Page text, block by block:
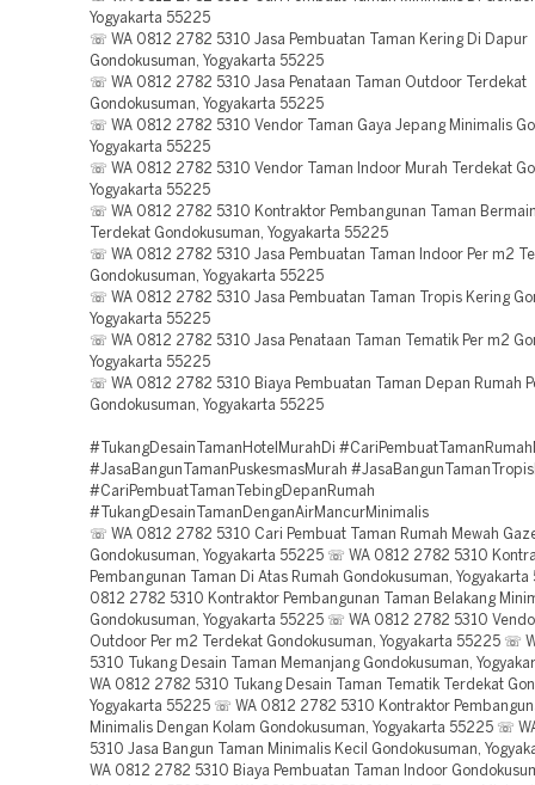
Yogyakarta 55225
☏ WA 0812 2782 5310 Jasa Pembuatan Taman Kering Di Dapur
Gondokusuman, Yogyakarta 55225
☏ WA 0812 2782 5310 Jasa Penataan Taman Outdoor Terdekat
Gondokusuman, Yogyakarta 55225
☏ WA 0812 2782 5310 Vendor Taman Gaya Jepang Minimalis
Yogyakarta 55225
☏ WA 0812 2782 5310 Vendor Taman Indoor Murah Terdekat
Yogyakarta 55225
☏ WA 0812 2782 5310 Kontraktor Pembangunan Taman
Terdekat Gondokusuman, Yogyakarta 55225
☏ WA 0812 2782 5310 Jasa Pembuatan Taman Indoor Per m2
Gondokusuman, Yogyakarta 55225
☏ WA 0812 2782 5310 Jasa Pembuatan Taman Tropis Kering
Yogyakarta 55225
☏ WA 0812 2782 5310 Jasa Penataan Taman Tematik Per m2
Yogyakarta 55225
☏ WA 0812 2782 5310 Biaya Pembuatan Taman Depan Rumah
Gondokusuman, Yogyakarta 55225
#TukangDesainTamanHotelMurahDi
#JasaBangunTamanPuskesmasMurah
#CariPembuatTamanTebingDepanRumah
#TukangDesainTamanDenganAirMancurMinimalis
☏ WA 0812 2782 5310 Cari Pembuat Taman Rumah Mewah
Gondokusuman, Yogyakarta 55225 ☏ WA 0812 2782 5310
Pembangunan Taman Di Atas Rumah Gondokusuman,
0812 2782 5310 Kontraktor Pembangunan Taman Belakang
Gondokusuman, Yogyakarta 55225 ☏ WA 0812 2782 5310
Outdoor Per m2 Terdekat Gondokusuman, Yogyakarta 55225 ☏
5310 Tukang Desain Taman Memanjang Gondokusuman,
WA 0812 2782 5310 Tukang Desain Taman Tematik Terdekat
Yogyakarta 55225 ☏ WA 0812 2782 5310 Kontraktor
Minimalis Dengan Kolam Gondokusuman, Yogyakarta 55225 ☏
5310 Jasa Bangun Taman Minimalis Kecil Gondokusuman,
WA 0812 2782 5310 Biaya Pembuatan Taman Indoor